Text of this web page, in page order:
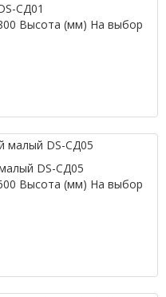
СД01
Высота (мм) На выбор
DS-СД05
Высота (мм) На выбор